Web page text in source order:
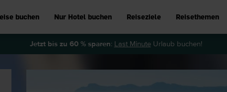
buchen Nur Hotel buchen Reiseziele Reisethemen
Jetzt bis zu 60 % sparen: Last MinuteUrlaub buchen!